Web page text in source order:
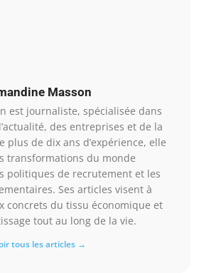
Masson
est journaliste, spécialisée dans
des entreprises et de la
plus de dix ans d’expérience, elle
transformations du monde
politiques de recrutement et les
Ses articles visent à
concrets du tissu économique et
tout au long de la vie.
tous les articles →